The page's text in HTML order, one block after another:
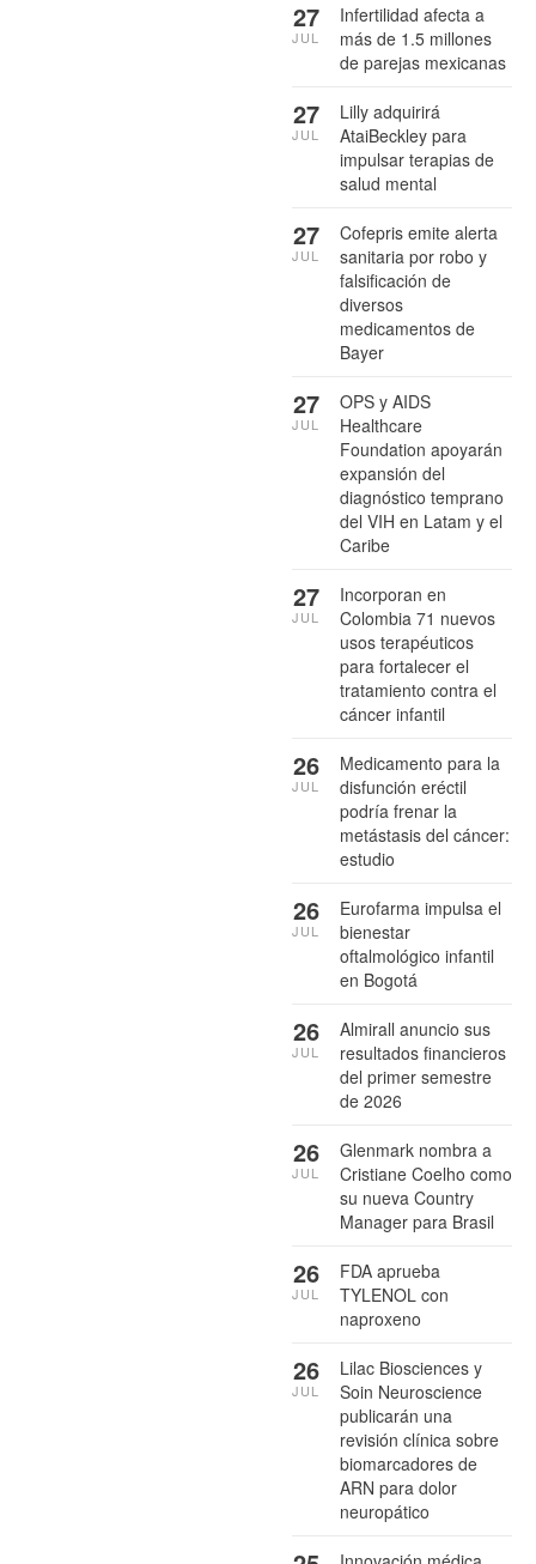
Infertilidad afecta a
más de 1.5 millones
de parejas mexicanas
27
JUL
Lilly adquirirá
AtaiBeckley para
impulsar terapias de
salud mental
27
JUL
Cofepris emite alerta
sanitaria por robo y
falsificación de
diversos
medicamentos de
Bayer
27
JUL
OPS y AIDS
Healthcare
Foundation apoyarán
expansión del
diagnóstico temprano
del VIH en Latam y el
Caribe
27
JUL
Incorporan en
Colombia 71 nuevos
usos terapéuticos
para fortalecer el
tratamiento contra el
cáncer infantil
27
JUL
Medicamento para la
disfunción eréctil
podría frenar la
metástasis del cáncer:
estudio
26
JUL
Eurofarma impulsa el
bienestar
oftalmológico infantil
en Bogotá
26
JUL
Almirall anuncio sus
resultados financieros
del primer semestre
de 2026
26
JUL
Glenmark nombra a
Cristiane Coelho como
su nueva Country
Manager para Brasil
26
JUL
FDA aprueba
TYLENOL con
naproxeno
26
JUL
Lilac Biosciences y
Soin Neuroscience
publicarán una
revisión clínica sobre
biomarcadores de
ARN para dolor
neuropático
26
JUL